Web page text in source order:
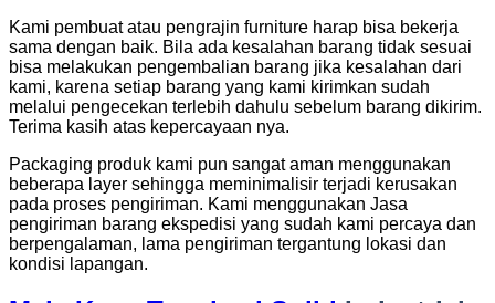
Kami pembuat atau pengrajin furniture harap bisa bekerja
sama dengan baik. Bila ada kesalahan barang tidak sesuai
bisa melakukan pengembalian barang jika kesalahan dari
kami, karena setiap barang yang kami kirimkan sudah
melalui pengecekan terlebih dahulu sebelum barang dikirim.
Terima kasih atas kepercayaan nya.
Packaging produk kami pun sangat aman menggunakan
beberapa layer sehingga meminimalisir terjadi kerusakan
pada proses pengiriman. Kami menggunakan Jasa
pengiriman barang ekspedisi yang sudah kami percaya dan
berpengalaman, lama pengiriman tergantung lokasi dan
kondisi lapangan.